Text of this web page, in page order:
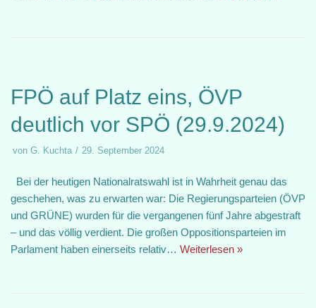
FPÖ auf Platz eins, ÖVP
deutlich vor SPÖ (29.9.2024)
von G. Kuchta 29. September 2024
Bei der heutigen Nationalratswahl ist in Wahrheit genau das
geschehen, was zu erwarten war: Die Regierungsparteien (ÖVP
und GRÜNE) wurden für die vergangenen fünf Jahre abgestraft
– und das völlig verdient. Die großen Oppositionsparteien im
Parlament haben einerseits relativ… Weiterlesen »